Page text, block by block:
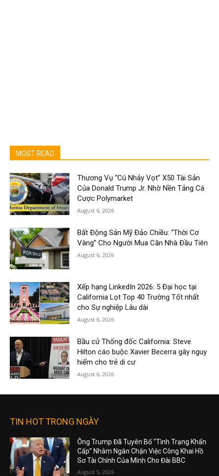
MOST READ
Thương Vụ “Cú Nhảy Vọt” X50 Tài Sản
Của Donald Trump Jr. Nhờ Nền Tảng Cá
Cược Polymarket
August 6, 2026
Bất Động Sản Mỹ Đảo Chiều: “Thời Cơ
Vàng” Cho Người Mua Căn Nhà Đầu Tiên
August 6, 2026
Xếp hạng LinkedIn 2026: 5 Đại học tại
California Lọt Top 40 Trường Tốt nhất
cho Sự nghiệp Lâu dài
August 6, 2026
Bầu cử Thống đốc California: Steve
Hilton cáo buộc Xavier Becerra gây nguy
hiểm cho trẻ di cư
August 6, 2026
TIN HOT TRONG NGÀY
Ông Trump Đã Tuyên Bố “Tình Trạng Khẩn
Cấp” Nhằm Ngăn Chặn Việc Công Khai Hồ
Sơ Tài Chính Của Mình Cho Đài BBC
August 5, 2026